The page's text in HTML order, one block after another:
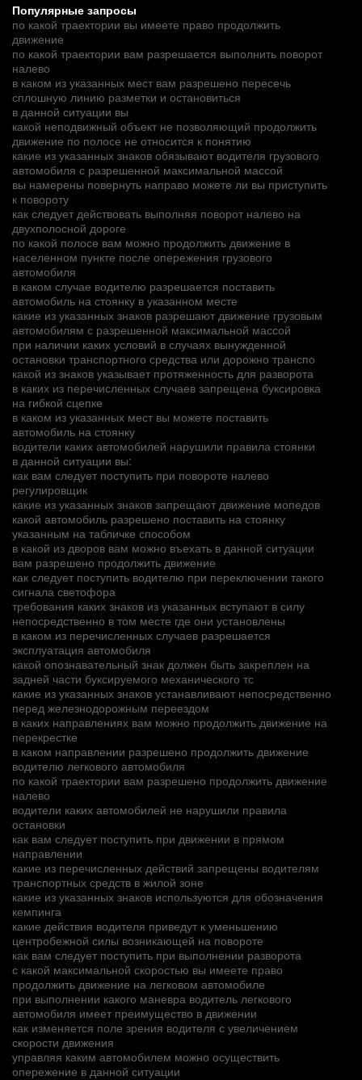
Популярные запросы
по какой траектории вы имеете право продолжить
движение
по какой траектории вам разрешается выполнить поворот
налево
в каком из указанных мест вам разрешено пересечь
сплошную линию разметки и остановиться
в данной ситуации вы
какой неподвижный объект не позволяющий продолжить
движение по полосе не относится к понятию
какие из указанных знаков обязывают водителя грузового
автомобиля с разрешенной максимальной массой
вы намерены повернуть направо можете ли вы приступить
к повороту
как следует действовать выполняя поворот налево на
двухполосной дороге
по какой полосе вам можно продолжить движение в
населенном пункте после опережения грузового
автомобиля
в каком случае водителю разрешается поставить
автомобиль на стоянку в указанном месте
какие из указанных знаков разрешают движение грузовым
автомобилям с разрешенной максимальной массой
при наличии каких условий в случаях вынужденной
остановки транспортного средства или дорожно транспо
какой из знаков указывает протяженность для разворота
в каких из перечисленных случаев запрещена буксировка
на гибкой сцепке
в каком из указанных мест вы можете поставить
автомобиль на стоянку
водители каких автомобилей нарушили правила стоянки
в данной ситуации вы:
как вам следует поступить при повороте налево
регулировщик
какие из указанных знаков запрещают движение мопедов
какой автомобиль разрешено поставить на стоянку
указанным на табличке способом
в какой из дворов вам можно въехать в данной ситуации
вам разрешено продолжить движение
как следует поступить водителю при переключении такого
сигнала светофора
требования каких знаков из указанных вступают в силу
непосредственно в том месте где они установлены
в каком из перечисленных случаев разрешается
эксплуатация автомобиля
какой опознавательный знак должен быть закреплен на
задней части буксируемого механического тс
какие из указанных знаков устанавливают непосредственно
перед железнодорожным переездом
в каких направлениях вам можно продолжить движение на
перекрестке
в каком направлении разрешено продолжить движение
водителю легкового автомобиля
по какой траектории вам разрешено продолжить движение
налево
водители каких автомобилей не нарушили правила
остановки
как вам следует поступить при движении в прямом
направлении
какие из перечисленных действий запрещены водителям
транспортных средств в жилой зоне
какие из указанных знаков используются для обозначения
кемпинга
какие действия водителя приведут к уменьшению
центробежной силы возникающей на повороте
как вам следует поступить при выполнении разворота
с какой максимальной скоростью вы имеете право
продолжить движение на легковом автомобиле
при выполнении какого маневра водитель легкового
автомобиля имеет преимущество в движении
как изменяется поле зрения водителя с увеличением
скорости движения
управляя каким автомобилем можно осуществить
опережение в данной ситуации